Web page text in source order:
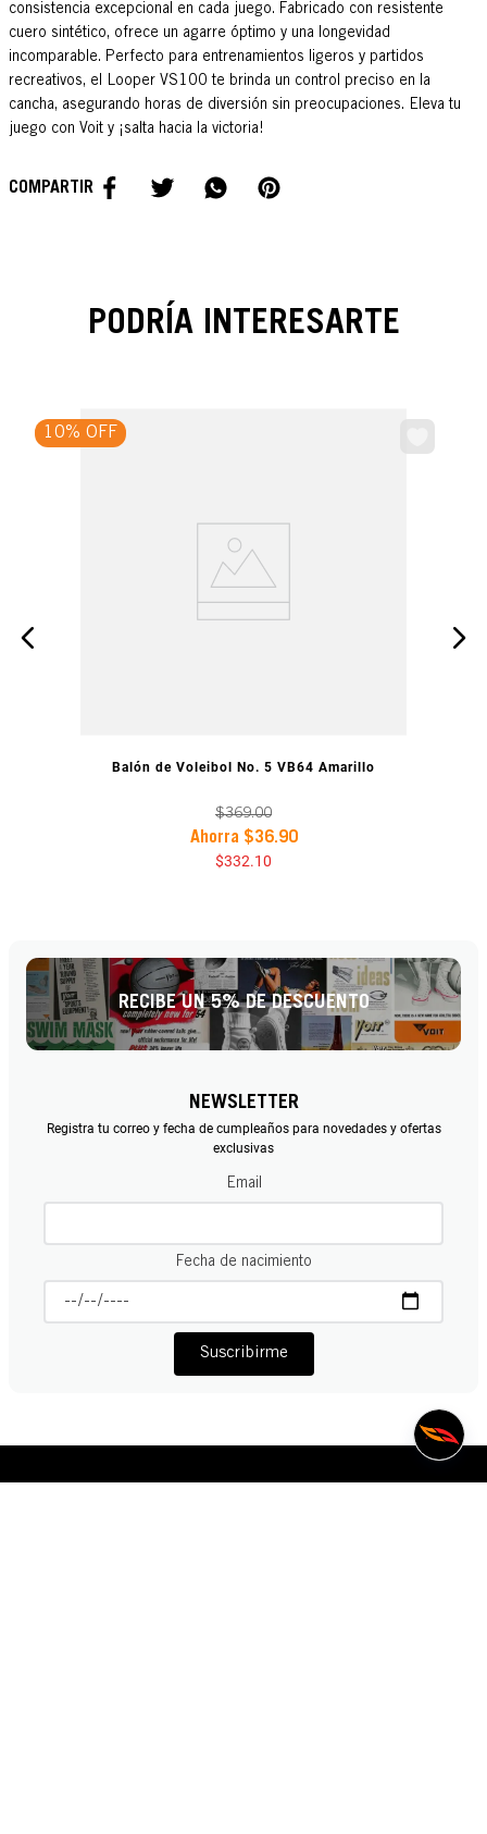
consistencia excepcional en cada juego. Fabricado con resistente
cuero sintético, ofrece un agarre óptimo y una longevidad
incomparable. Perfecto para entrenamientos ligeros y partidos
recreativos, el Looper VS100 te brinda un control preciso en la
cancha, asegurando horas de diversión sin preocupaciones. Eleva tu
juego con Voit y ¡salta hacia la victoria!
PODRÍA INTERESARTE
10% OFF
VISTA PREVIA
Balón de Voleibol No. 5 VB64 Amarillo
$369.00
Ahorra $36.90
$332.10
RECIBE UN 5% DE DESCUENTO
NEWSLETTER
Registra tu correo y fecha de cumpleaños para novedades y ofertas
exclusivas
Email
Fecha de nacimiento
Suscribirme